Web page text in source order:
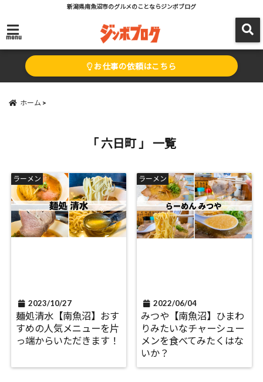
新潟県南魚沼市のグルメのことならジンボブログ
menu
お仕事の依頼はこちら
ホーム
「 六日町 」 一覧
ラーメン
2023/10/27
麺処清水【南魚沼】おす
すめの人気メニューを片
っ端からいただきます！
ラーメン
2022/06/04
みつや【南魚沼】ひまわ
りみたいなチャーシュー
メンを食べてみたくはな
いか？